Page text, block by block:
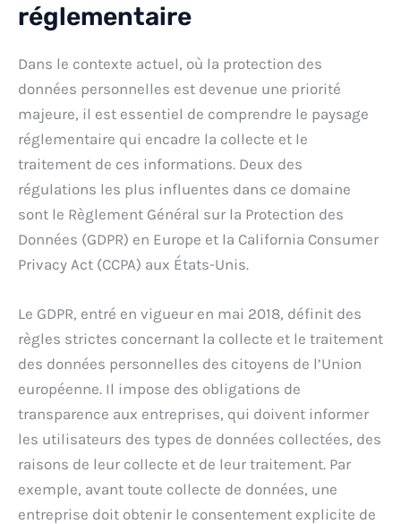
réglementaire
Dans le contexte actuel, où la protection des
données personnelles est devenue une priorité
majeure, il est essentiel de comprendre le paysage
réglementaire qui encadre la collecte et le
traitement de ces informations. Deux des
régulations les plus influentes dans ce domaine
sont le Règlement Général sur la Protection des
Données (GDPR) en Europe et la California Consumer
Privacy Act (CCPA) aux États-Unis.
Le GDPR, entré en vigueur en mai 2018, définit des
règles strictes concernant la collecte et le traitement
des données personnelles des citoyens de l’Union
européenne. Il impose des obligations de
transparence aux entreprises, qui doivent informer
les utilisateurs des types de données collectées, des
raisons de leur collecte et de leur traitement. Par
exemple, avant toute collecte de données, une
entreprise doit obtenir le consentement explicite de